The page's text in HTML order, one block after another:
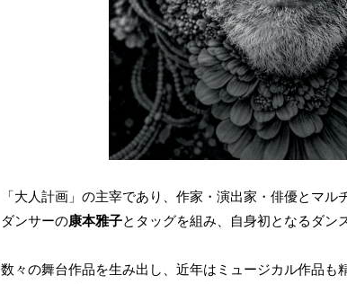
「大人計画」の主宰であり、作家・演出家・俳優とマル
ダンサーの康本雅子とタッグを組み、自身初となるダン
数々の舞台作品を生み出し、近年はミュージカル作品も